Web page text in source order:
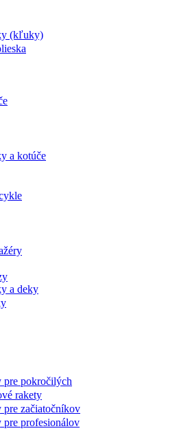
(kľuky)
a kotúče
a deky
pre pokročilých
rakety
pre začiatočníkov
pre profesionálov